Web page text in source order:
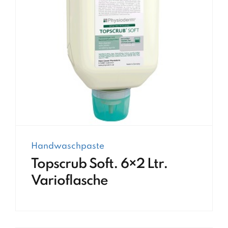
Handwaschpaste
Topscrub Soft. 6×2 Ltr.
Varioflasche